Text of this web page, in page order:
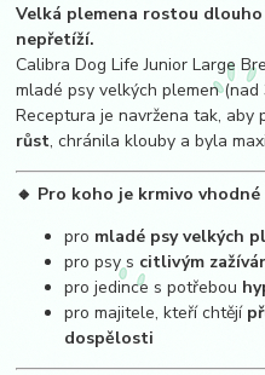
Velká plemena rostou
nepřetíží.
Calibra Dog Life Junior Large
mladé psy velkých plemen (nad
Receptura je navržena tak, aby
růst, chránila klouby a byla
🔸 Pro koho je krmivo vhodné
pro mladé psy velkých
pro psy s citlivým
pro jedince s potřebou
pro majitele, kteří chtějí
dospělosti